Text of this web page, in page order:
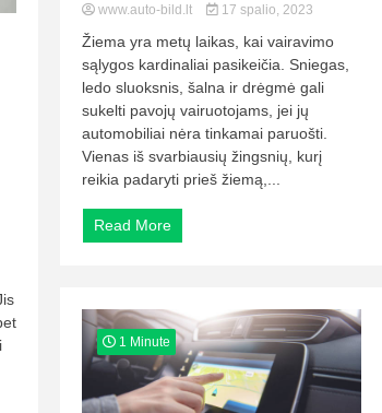
www.auto-bild.lt 17 spalio, 2023
Žiema yra metų laikas, kai vairavimo
sąlygos kardinaliai pasikeičia. Sniegas,
ledo sluoksnis, šalna ir drėgmė gali
sukelti pavojų vairuotojams, jei jų
automobiliai nėra tinkamai paruošti.
Vienas iš svarbiausių žingsnių, kurį
reikia padaryti prieš žiemą,...
Read More
1 Minute